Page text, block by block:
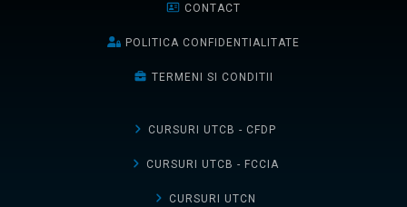
CONTACT
POLITICA CONFIDENTIALITATE
TERMENI SI CONDITII
CURSURI UTCB - CFDP
CURSURI UTCB - FCCIA
CURSURI UTCN